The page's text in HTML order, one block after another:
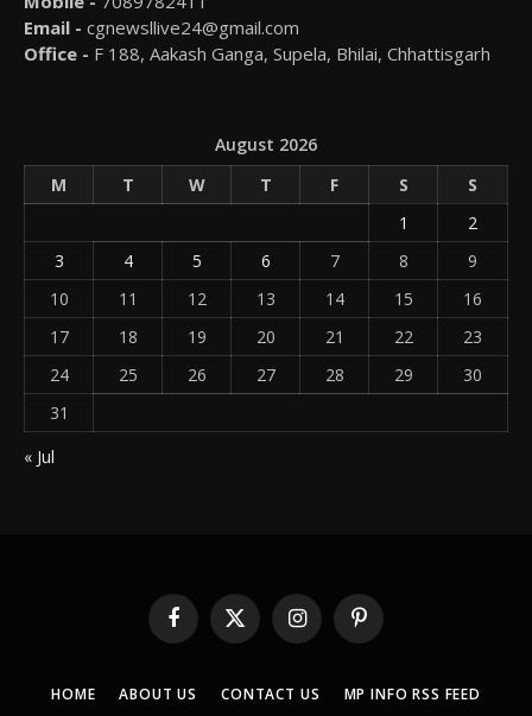
Email - cgnewsllive24@gmail.com
Office - F 188, Aakash Ganga, Supela, Bhilai, Chhattisgarh
August 2026
M
T W T F S
S
1
2
3
4 5 6 7 8
9
10
11 12 13 14 15
16
17
18 19 20 21 22
23
24
25 26 27 28 29
30
31
« Jul
Facebook
X
(Twitter)
InstagramPinterest
HOME ABOUT US CONTACT US MP INFO RSS FEED